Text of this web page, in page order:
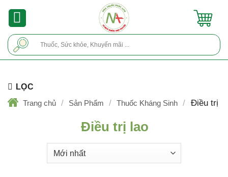
Điều trị lao
Trang chủ / Sản Phẩm / Thuốc Kháng Sinh / Điều trị
LỌC